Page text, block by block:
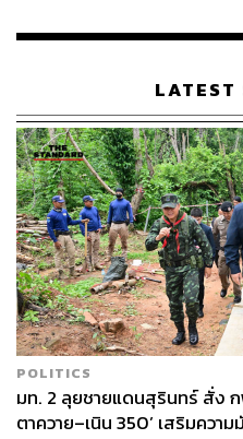
เรือนไทยที่ถูกซุกไว้
LATEST
POLITICS
มท. 2 ลุยชายแดนสุรินทร์ สั่ง
ตาควาย–เนิน 350’ เสริมควา